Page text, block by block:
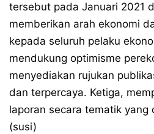
tersebut pada Januari 2021
memberikan arah ekonomi
kepada seluruh pelaku
mendukung optimisme
menyediakan rujukan
dan terpercaya. Ketiga,
laporan secara tematik yang
(susi)